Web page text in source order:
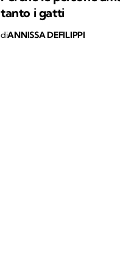
tanto i gatti
diANNISSA DEFILIPPI